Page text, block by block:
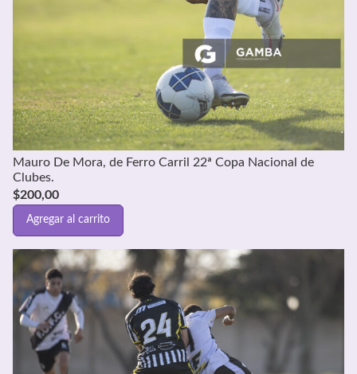
Mauro De Mora, de Ferro Carril 22ª Copa Nacional de
Clubes.
$200,00
Agregar al carrito